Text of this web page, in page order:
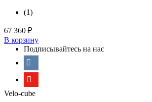
(1)
67 360 ₽
В корзину
Подписывайтесь на нас
Velo-cube